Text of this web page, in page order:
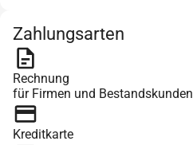
Zahlungsarten
Rechnung
für Firmen und Bestandskunden
Kreditkarte